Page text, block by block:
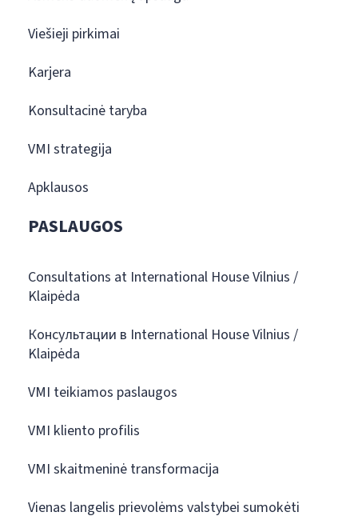
Viešieji pirkimai
Karjera
Konsultacinė taryba
VMI strategija
Apklausos
PASLAUGOS
Consultations at International House Vilnius /
Klaipėda
Консультации в International House Vilnius /
Klaipėda
VMI teikiamos paslaugos
VMI kliento profilis
VMI skaitmeninė transformacija
Vienas langelis prievolėms valstybei sumokėti